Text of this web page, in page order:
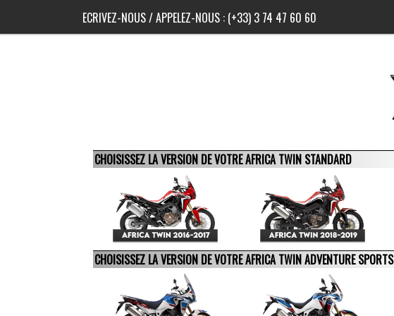
ECRIVEZ-NOUS/ APPELEZ-NOUS : (+33) 3 74 47 60 60
CHOISISSEZ LA VERSION DE VOTRE AFRICA TWIN STANDARD
CHOISISSEZ LA VERSION DE VOTRE AFRICA TWIN ADVENTURE SPORTS